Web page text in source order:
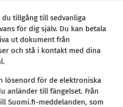
tillgång till sedvanliga
för dig själv. Du kan betala
ut dokument från
och stå i kontakt med dina
lösenord för de elektroniska
anländer till fängelset. Från
Suomi.fi-meddelanden, som